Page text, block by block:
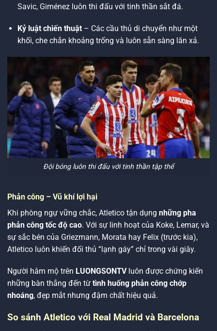
Savic, Giménez luôn thi đấu với tinh thần sắt đá.
Kỷ luật chiến thuật– Các cầu thủ di chuyển như một
khối, che chắn khoảng trống và luôn sẵn sàng lăn xả.
Đội bóng luôn thi đấu với tinh thần tập thể
Phản công – Vũ khí lợi hại
Khi phòng ngự vững chắc, Atletico tận dụng những pha
phản công tốc độ cao. Với sự linh hoạt của Koke, Lemar, và
sự sắc bén của Griezmann, Morata hay Felix (trước kia),
Atletico luôn khiến đối thủ “lạnh gáy” chỉ trong vài giây.
Người hâm mộ trên LUONGSONTVluôn được chứng kiến
những bàn thắng đến từ tình huống phản công chớp
nhoáng, đẹp mắt nhưng đậm chất hiệu quả.
So sánh Atletico với Real Madrid và Barcelona